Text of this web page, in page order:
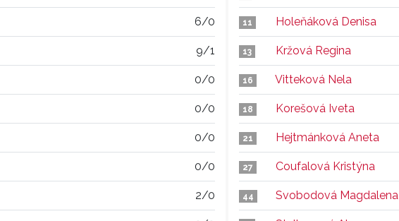
6/0
9/1
0/0
0/0
0/0
0/0
2/0
11 Holeňáková Denisa
13 Kržová Regina
16 Vitteková Nela
18 Korešová Iveta
21 Hejtmánková Aneta
27 Coufalová Kristýna
44 Svobodová Magdalena